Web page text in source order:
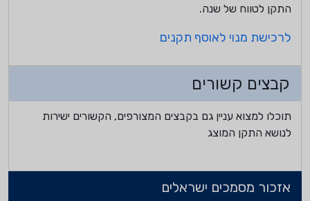
התקן לטווח של שנה.
לרכישת מנוי לאוסף תקנים
קבצים קשורים
תוכלו למצוא עניין גם בקבצים המצורפים, הקשורים ישירות
לנושא התקן המוצג
אזכור מסמכים ישראלים